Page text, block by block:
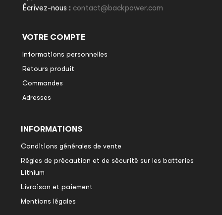
Écrivez-nous : contact@backpower.com
VOTRE COMPTE
Informations personnelles
Retours produit
Commandes
Adresses
INFORMATIONS
Conditions générales de vente
Règles de précaution et de sécurité sur les batteries
Lithium
Livraison et paiement
Mentions légales